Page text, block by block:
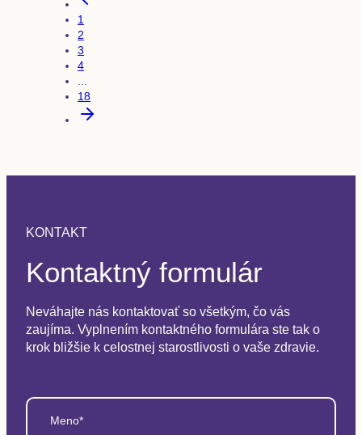
1
2
3
4
18
KONTAKT
Kontaktný formulár
Neváhajte nás kontaktovať so všetkým, čo vás
zaujíma. Vyplnením kontaktného formulára ste tak o
krok bližšie k celostnej starostlivosti o vaše zdravie.
Meno*